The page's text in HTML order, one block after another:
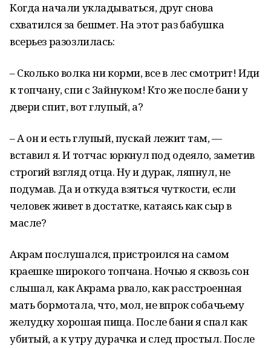
Когда начали укладываться, друг снова
схватился за бешмет. На этот раз бабушка
всерьез разозлилась:
– Сколько волка ни корми, все в лес смотрит! Иди
к топчану, спи с Зайнуком! Кто же после бани у
двери спит, вот глупый, а?
– А он и есть глупый, пускай лежит там, —
вставил я. И тотчас юркнул под одеяло, заметив
строгий взгляд отца. Ну и дурак, ляпнул, не
подумав. Да и откуда взяться чуткости, если
человек живет в достатке, катаясь как сыр в
масле?
Акрам послушался, пристроился на самом
краешке широкого топчана. Ночью я сквозь сон
слышал, как Акрама рвало, как расстроенная
мать бормотала, что, мол, не впрок собачьему
желудку хорошая пища. После бани я спал как
убитый, а к утру дурачка и след простыл. После